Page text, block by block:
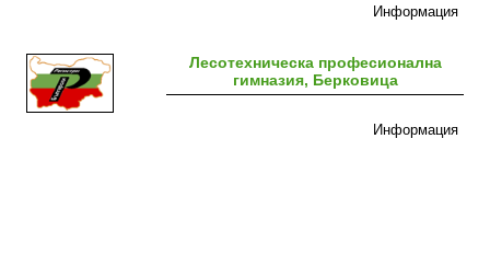
Информация
Лесотехническа професионална
гимназия, Берковица
Информация